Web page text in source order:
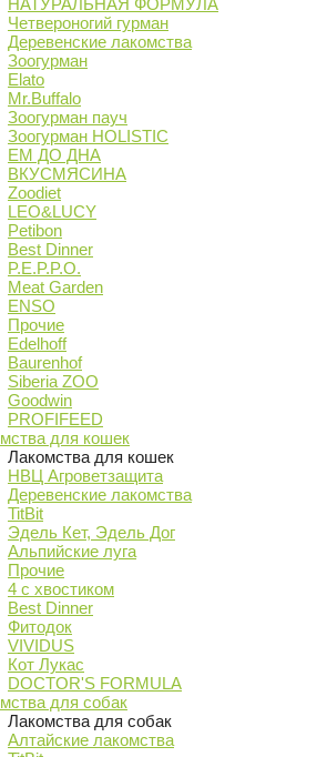
НАТУРАЛЬНАЯ ФОРМУЛА
Четвероногий гурман
Деревенские лакомства
Зоогурман
Elato
Mr.Buffalo
Зоогурман пауч
Зоогурман HOLISTIC
ЕМ ДО ДНА
ВКУСМЯСИНА
Zoodiet
LEO&LUCY
Petibon
Best Dinner
P.E.P.P.O.
Meat Garden
ENSO
Прочие
Edelhoff
Baurenhof
Siberia ZOO
Goodwin
PROFIFEED
для кошек
Лакомства для кошек
НВЦ Агроветзащита
Деревенские лакомства
TitBit
Эдель Кет, Эдель Дог
Альпийские луга
Прочие
4 с хвостиком
Best Dinner
Фитодок
VIVIDUS
Кот Лукас
DOCTOR'S FORMULA
для собак
Лакомства для собак
Алтайские лакомства